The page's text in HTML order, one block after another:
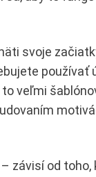
svoje
používať
veľmi
závisí od